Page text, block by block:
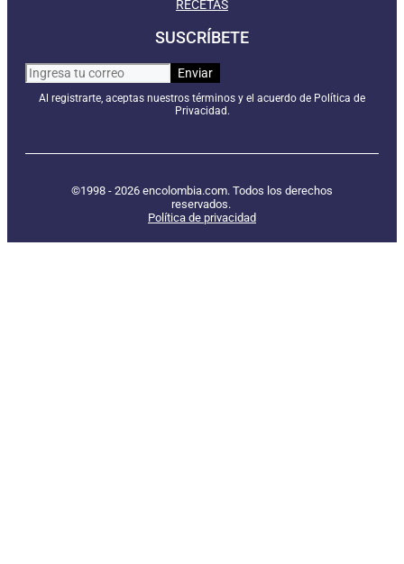
RECETAS
SUSCRÍBETE
Al registrarte, aceptas nuestros términos y el acuerdo de Política de
Privacidad.
©1998 - 2026 encolombia.com. Todos los derechos
reservados.
Política de privacidad